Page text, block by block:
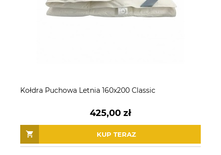
Kołdra Puchowa Letnia 160x200 Classic
425,00 zł
KUP TERAZ